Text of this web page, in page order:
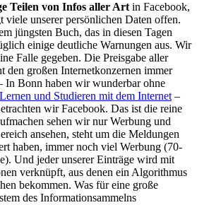
Teilen von Infos aller Artin Facebook,
viele unserer persönlichen Daten offen.
jüngsten Buch, das in diesen Tagen
einige deutliche Warnungen aus. Wir
Falle gegeben. Die Preisgabe aller
den großen Internetkonzernen immer
In Bonn haben wir wunderbar ohne
und Studieren mit dem Internet–
wir Facebook. Das ist die reine
sehen wir nur Werbung und
ansehen, steht um die Meldungen
haben, immer noch viel Werbung (70-
Und jeder unserer Einträge wird mit
verknüpft, aus denen ein Algorithmus
bekommen. Was für eine große
des Informationsammelns